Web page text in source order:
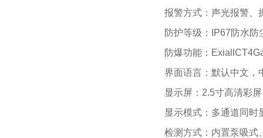
报警方式：声光报警、
防护等级：IP67防水防
防爆功能：
界面语言：默认中文，
显示屏：2.5寸高清彩
显示模式：多通道同时
检测方式：内置泵吸式